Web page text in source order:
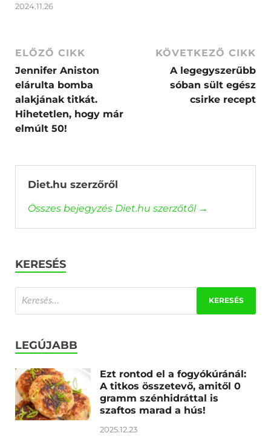
2024.11.26
ELŐZŐ CIKK
Jennifer Aniston
elárulta bomba
alakjának titkát.
Hihetetlen, hogy már
elmúlt 50!
KÖVETKEZŐ CIKK
A legegyszerűbb
sóban sült egész
csirke recept
Diet.hu szerzőről
Összes bejegyzés Diet.hu szerzőtől →
KERESÉS
LEGÚJABB
Ezt rontod el a fogyókúránál:
A titkos összetevő, amitől 0
gramm szénhidráttal is
szaftos marad a hús!
2025.12.23